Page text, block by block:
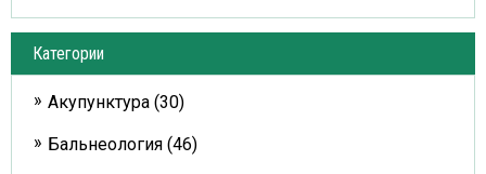
Категории
Акупунктура (30)
Бальнеология (46)